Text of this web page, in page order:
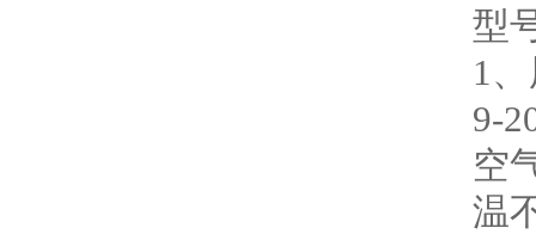
型
1
9-
空
温